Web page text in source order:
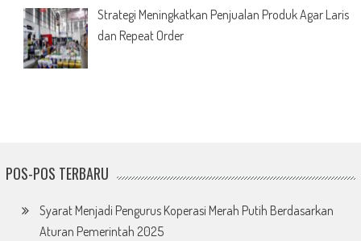
Strategi Meningkatkan Penjualan Produk Agar Laris
dan Repeat Order
POS-POS TERBARU
Syarat Menjadi Pengurus Koperasi Merah Putih Berdasarkan
Aturan Pemerintah 2025